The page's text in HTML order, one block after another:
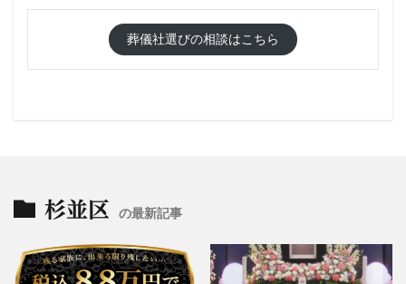
葬儀社選びの相談はこちら
杉並区 の最新記事